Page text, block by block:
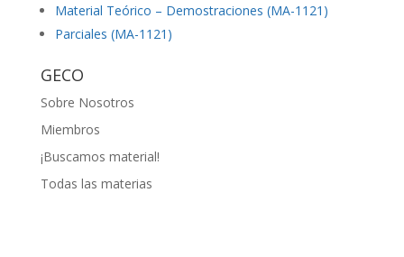
Material Teórico – Demostraciones (MA-1121)
Parciales (MA-1121)
GECO
Sobre Nosotros
Miembros
¡Buscamos material!
Todas las materias